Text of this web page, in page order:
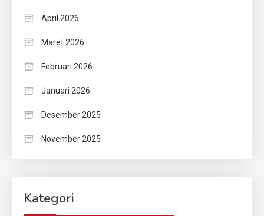
April 2026
Maret 2026
Februari 2026
Januari 2026
Desember 2025
November 2025
Kategori